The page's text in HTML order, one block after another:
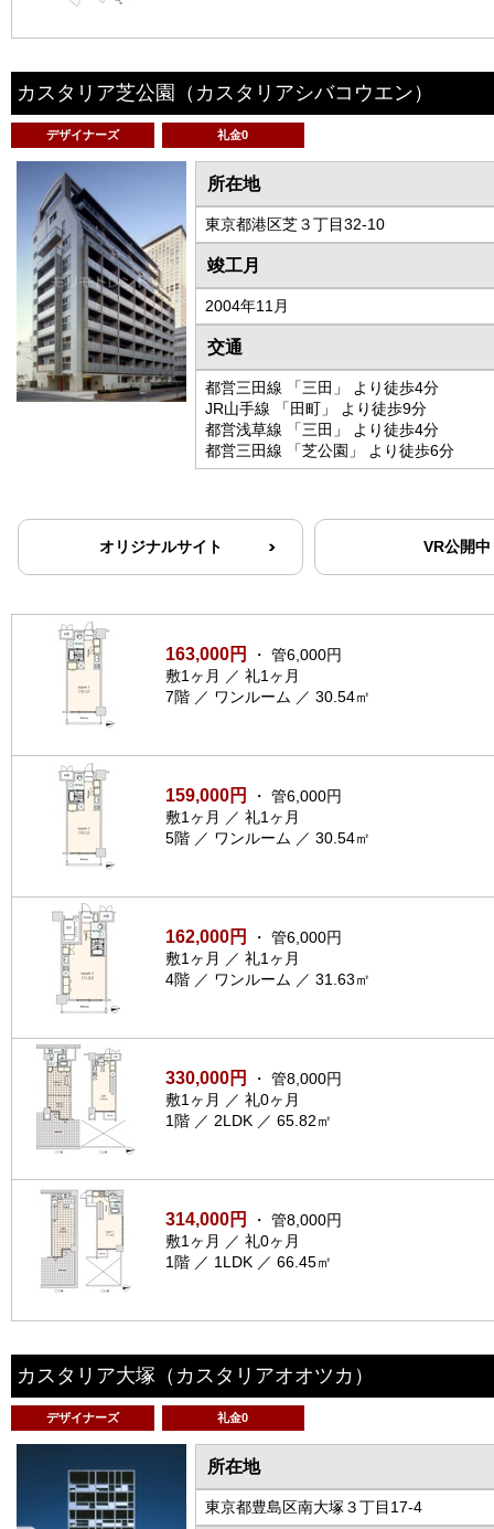
カスタリア芝公園 （カスタリアシバコウエン）
デザイナーズ 礼金0
所在地
東京都港区芝３丁目32-10
竣工月
2004年11月
交通
都営三田線 「三田」 より徒歩4分
JR山手線 「田町」 より徒歩9分
都営浅草線 「三田」 より徒歩4分
都営三田線 「芝公園」 より徒歩6分
オリジナルサイト VR公開中
163,000円
・ 管6,000円
敷1ヶ月 ／ 礼1ヶ月
7階 ／ ワンルーム ／ 30.54㎡
159,000円
・ 管6,000円
敷1ヶ月 ／ 礼1ヶ月
5階 ／ ワンルーム ／ 30.54㎡
162,000円
・ 管6,000円
敷1ヶ月 ／ 礼1ヶ月
4階 ／ ワンルーム ／ 31.63㎡
330,000円
・ 管8,000円
敷1ヶ月 ／ 礼0ヶ月
1階 ／ 2LDK ／ 65.82㎡
314,000円
・ 管8,000円
敷1ヶ月 ／ 礼0ヶ月
1階 ／ 1LDK ／ 66.45㎡
カスタリア大塚 （カスタリアオオツカ）
デザイナーズ 礼金0
所在地
東京都豊島区南大塚３丁目17-4